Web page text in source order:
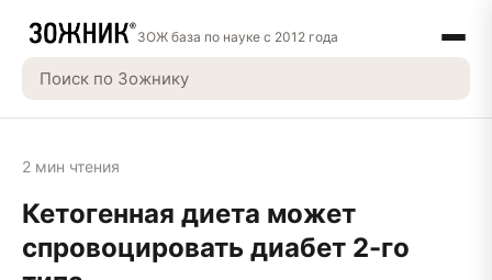
ЗОЖ база по науке с 2012 года
2 мин чтения
Кетогенная диета может
спровоцировать диабет 2-го